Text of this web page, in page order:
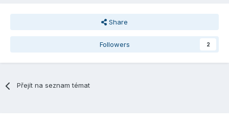
Share
Followers 2
Přejít na seznam témat